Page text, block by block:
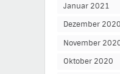
Januar 2021
Dezember 2020
November
Oktober 2020